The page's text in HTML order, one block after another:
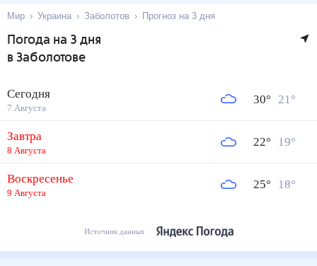
Мир Украина Заболотов Прогноз на 3 дня
Погода на 3 дня
в Заболотове
Сегодня
7 Августа
30° 21°
Завтра
8 Августа
22° 19°
Воскресенье
9 Августа
25° 18°
Источник данных